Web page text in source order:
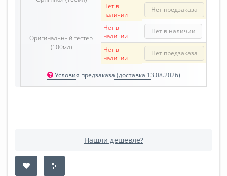
Нет в
наличии
Нет предзаказа
Оригинальный тестер
(100мл)
Нет в
наличии
Нет в наличии
Нет в
наличии
Нет предзаказа
Условия предзаказа (доставка 13.08.2026)
Нашли дешевле?